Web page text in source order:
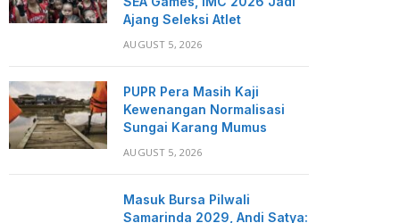
Ajang Seleksi Atlet
AUGUST 5, 2026
PUPR Pera Masih Kaji
Kewenangan Normalisasi
Sungai Karang Mumus
AUGUST 5, 2026
Masuk Bursa Pilwali
Samarinda 2029, Andi Satya: